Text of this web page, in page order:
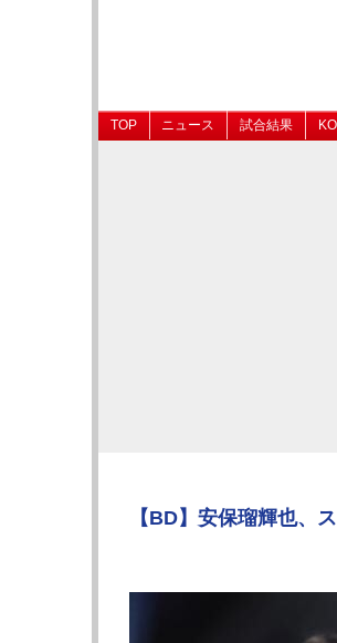
TOP ニュース 試合結果
【BD】安保瑠輝也、